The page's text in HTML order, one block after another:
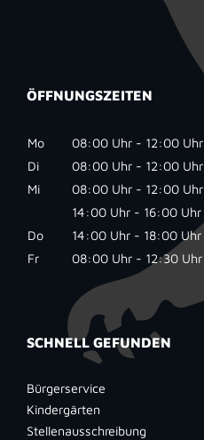
ÖFFNUNGSZEITEN
Mo
08:00 Uhr - 12:00 Uhr
Di
08:00 Uhr - 12:00 Uhr
Mi
08:00 Uhr - 12:00 Uhr
14:00 Uhr - 16:00 Uhr
Do
14:00 Uhr - 18:00 Uhr
Fr
08:00 Uhr - 12:30 Uhr
SCHNELL GEFUNDEN
Bürgerservice
Kindergärten
Stellenausschreibung